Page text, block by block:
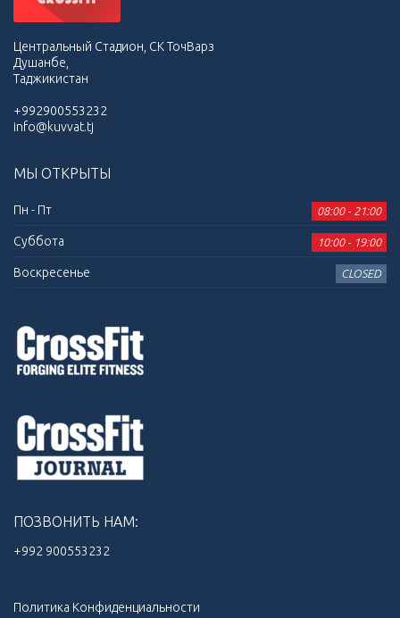
Центральный Стадион, СК ТочВарз
Душанбе,
Таджикистан
+992900553232
info@kuvvat.tj
МЫ ОТКРЫТЫ
Пн - Пт 08:00 - 21:00
Суббота 10:00 - 19:00
Воскресенье CLOSED
ПОЗВОНИТЬ НАМ:
+992 900553232‬
Политика Конфиденциальности